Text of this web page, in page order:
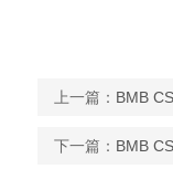
上一篇： BMB
下一篇： BMB